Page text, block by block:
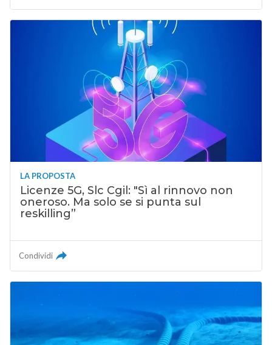
LA PROPOSTA
Licenze 5G, Slc Cgil: "Sì al rinnovo non
oneroso. Ma solo se si punta sul
reskilling”
Condividi